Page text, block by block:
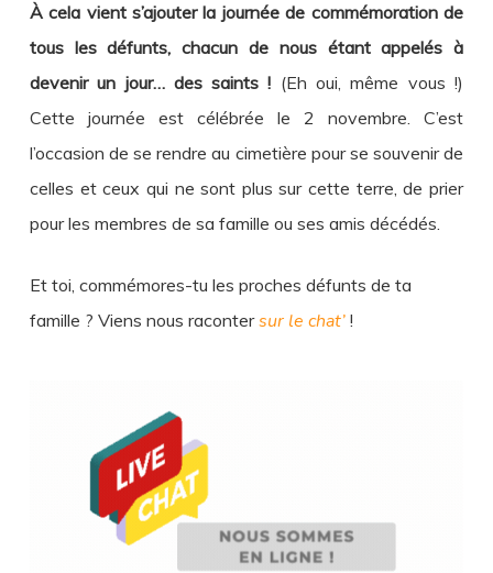
À cela vient s’ajouter la journée de commémoration de
tous les défunts, chacun de nous étant appelés à
devenir un jour… des saints ! (Eh oui, même vous !)
Cette journée est célébrée le 2 novembre. C’est
l’occasion de se rendre au cimetière pour se souvenir de
celles et ceux qui ne sont plus sur cette terre, de prier
pour les membres de sa famille ou ses amis décédés.
Et toi, commémores-tu les proches défunts de ta
famille ? Viens nous racontersur le chat’ !